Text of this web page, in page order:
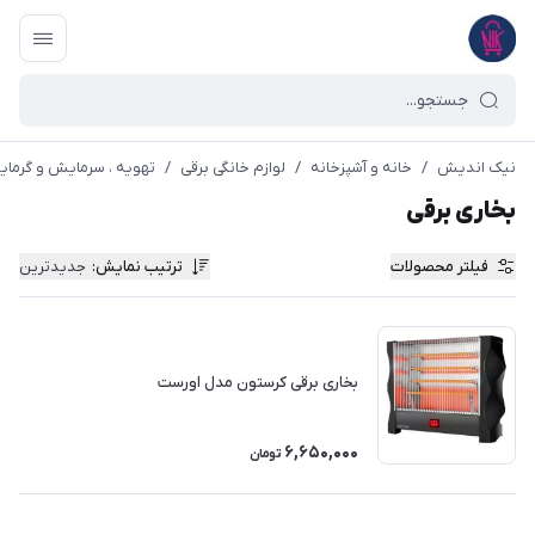
نیک اندیش / خانه و آشپزخانه / لوازم خانگی برقی / تهویه ، سرمایش و
بخاری برقی
فیلتر محصولات ترتیب نمایش: جدیدترین
بخاری برقی کرستون مدل اورست
6,650,000 تومان